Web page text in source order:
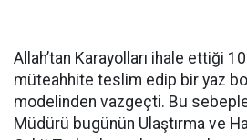
Allah’tan Karayolları ihale ettiği 10
müteahhite teslim edip bir yaz
modelinden vazgeçti. Bu sebeple
Müdürü bugünün Ulaştırma ve